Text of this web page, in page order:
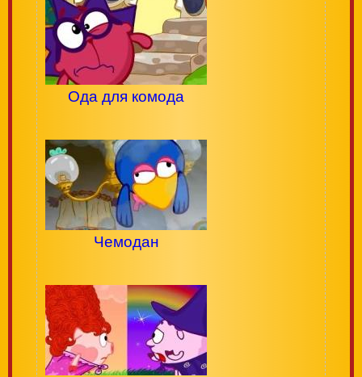
Ода для комода
Чемодан